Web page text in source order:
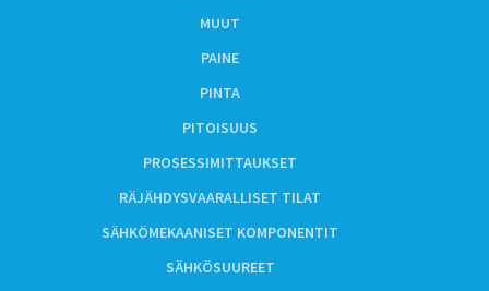
MUUT
PAINE
PINTA
PITOISUUS
PROSESSIMITTAUKSET
RÄJÄHDYSVAARALLISET TILAT
SÄHKÖMEKAANISET KOMPONENTIT
SÄHKÖSUUREET